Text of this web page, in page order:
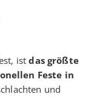
istdas größte
Feste in
und